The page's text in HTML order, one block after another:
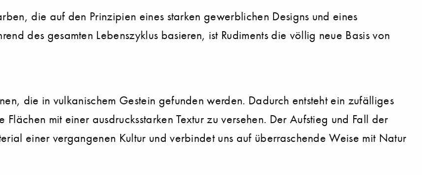
die auf den Prinzipien eines starken gewerblichen Designs und eines
des gesamten Lebenszyklus basieren, ist Rudiments die völlig neue Basis von
die in vulkanischem Gestein gefunden werden. Dadurch entsteht ein zufälliges
mit einer ausdrucksstarken Textur zu versehen. Der Aufstieg und Fall der
einer vergangenen Kultur und verbindet uns auf überraschende Weise mit Natur